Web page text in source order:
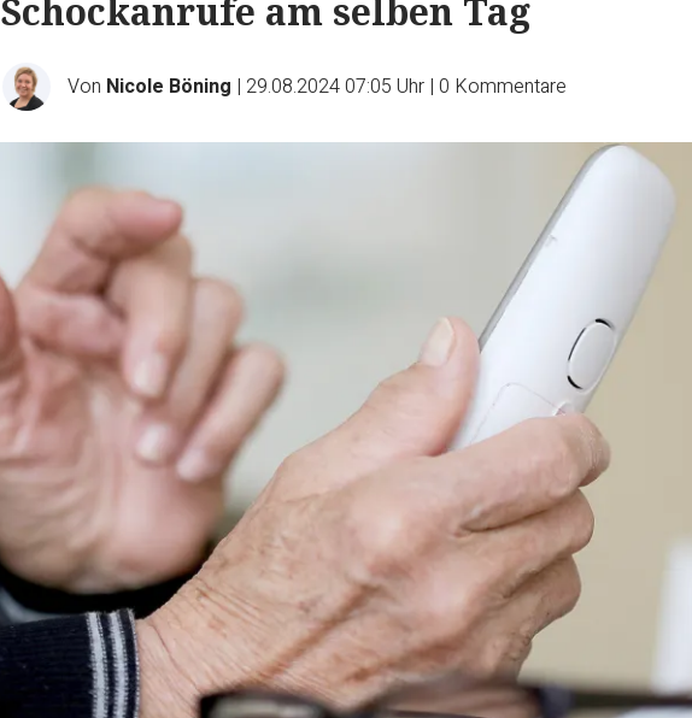
Schockanrufe am selben Tag
Von Nicole Böning | 29.08.2024 07:05 Uhr | 0 Kommentare